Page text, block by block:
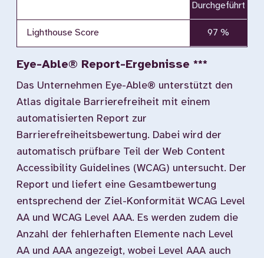
Durchgeführt
Lighthouse Score 97 %
Eye-Able® Report-Ergebnisse ***
Das Unternehmen Eye-Able® unterstützt den
Atlas digitale Barrierefreiheit mit einem
automatisierten Report zur
Barrierefreiheitsbewertung. Dabei wird der
automatisch prüfbare Teil der Web Content
Accessibility Guidelines (WCAG) untersucht. Der
Report und liefert eine Gesamtbewertung
entsprechend der Ziel-Konformität WCAG Level
AA und WCAG Level AAA. Es werden zudem die
Anzahl der fehlerhaften Elemente nach Level
AA und AAA angezeigt, wobei Level AAA auch